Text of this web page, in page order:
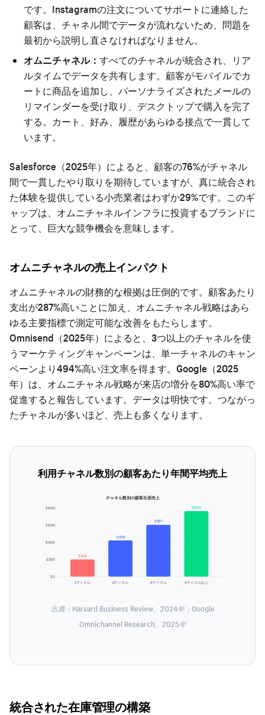
です。Instagramの注文についてサポートに連絡した
顧客は、チャネル間でデータが流れないため、問題を
最初から説明し直さなければなりません。
オムニチャネル： すべてのチャネルが統合され、リア
ルタイムでデータを共有します。顧客がモバイルでカ
ートに商品を追加し、パーソナライズされたメールの
リマインダーを受け取り、デスクトップで購入を完了
する。カート、好み、履歴があらゆる接点で一貫して
います。
Salesforce（2025年）によると、顧客の76%がチャネル
間で一貫したやり取りを期待していますが、真に統合され
た体験を提供している小売業者はわずか29%です。このギ
ャップは、オムニチャネルインフラに投資するブランドに
とって、巨大な競争機会を意味します。
オムニチャネルの売上インパクト
オムニチャネルの財務的な根拠は圧倒的です。顧客あたり
支出が287%高いことに加え、オムニチャネル戦略はあら
ゆる主要指標で測定可能な改善をもたらします。
Omnisend（2025年）によると、3つ以上のチャネルを使
うマーケティングキャンペーンは、単一チャネルのキャン
ペーンより494%高い注文率を得ます。Google（2025
年）は、オムニチャネル戦略が来店の増分を80%高い率で
促進すると報告しています。データは明快です。つながっ
たチャネルが多いほど、売上も多くなります。
利用チャネル数別の顧客あたり年間平均売上
チャネル数別の顧客生涯売上
$0
$200
$400
$600
$800
$208
1チャネル
$425
2チャネル
$597
3チャネル
$804
4チャネル以上
出典：Harvard Business Review、2024年；Google
Omnichannel Research、2025年
統合された在庫管理の構築